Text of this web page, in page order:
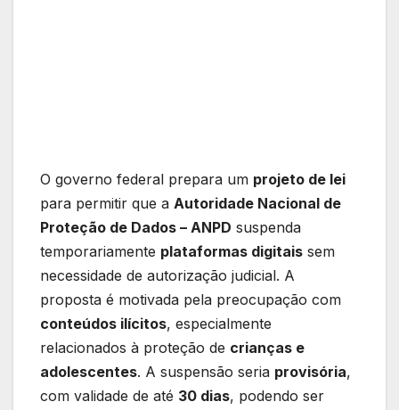
O governo federal prepara um projeto de lei
para permitir que a Autoridade Nacional de
Proteção de Dados – ANPD suspenda
temporariamente plataformas digitais sem
necessidade de autorização judicial. A
proposta é motivada pela preocupação com
conteúdos ilícitos, especialmente
relacionados à proteção de crianças e
adolescentes. A suspensão seria provisória,
com validade de até 30 dias, podendo ser